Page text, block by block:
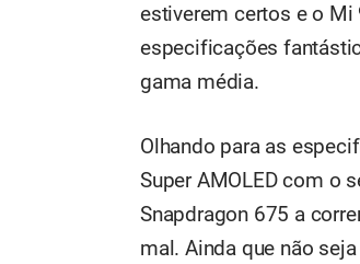
estiverem certos e o
especificações
gama média.
Olhando para as
Super AMOLED com o
Snapdragon 675 a
mal. Ainda que não